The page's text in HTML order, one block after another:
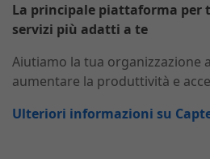
La principale piattaforma per
servizi più adatti a te
Aiutiamo la tua organizzazione
aumentare la produttività e
Ulteriori informazioni su